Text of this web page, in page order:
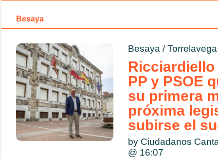
Besaya
Besaya /Torrelavega
Ricciardiello
PP y PSOE
su primera
próxima
subirse el
by Ciudadanos
@ 16:07